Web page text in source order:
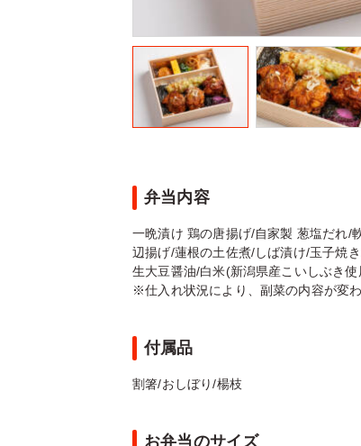
弁当内容
一晩漬け 鶏の唐揚げ/自家製 葱塩だれ/
辺揚げ/蓮根の土佐煮/しば漬け/玉子焼
生大豆醤油/白米(新潟県産こいしぶき
※仕入れ状況により、副菜の内容が変
付属品
割箸/おしぼり/楊枝
お弁当のサイズ